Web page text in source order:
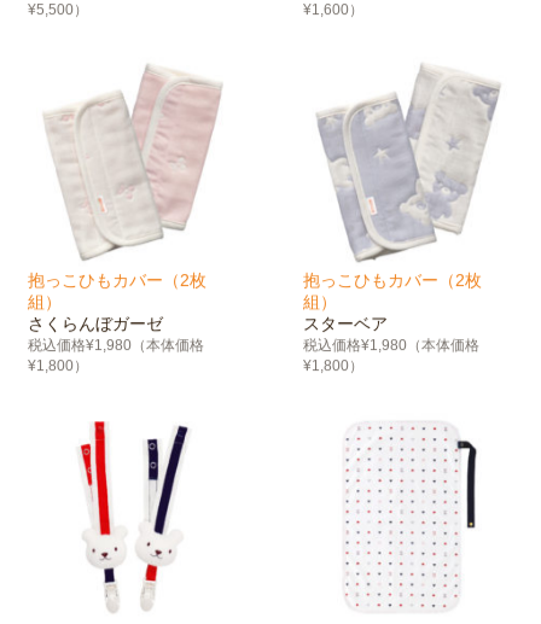
¥5,500）
¥1,600）
抱っこひもカバー（2枚
組）
さくらんぼガーゼ
税込価格¥1,980（本体価格
¥1,800）
抱っこひもカバー（2枚
組）
スターベア
税込価格¥1,980（本体価格
¥1,800）